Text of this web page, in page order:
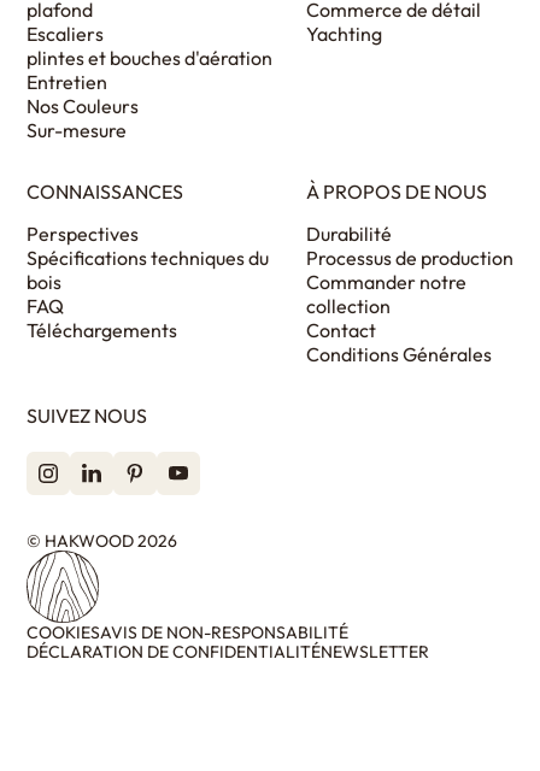
plafond
Escaliers
plintes et bouches d'aération
Entretien
Nos Couleurs
Sur-mesure
Commerce de détail
Yachting
CONNAISSANCES
Perspectives
Spécifications techniques du
bois
FAQ
Téléchargements
À PROPOS DE NOUS
Durabilité
Processus de production
Commander notre
collection
Contact
Conditions Générales
SUIVEZ NOUS
© HAKWOOD 2026
COOKIESAVIS DE NON-RESPONSABILITÉ
DÉCLARATION DE CONFIDENTIALITÉNEWSLETTER